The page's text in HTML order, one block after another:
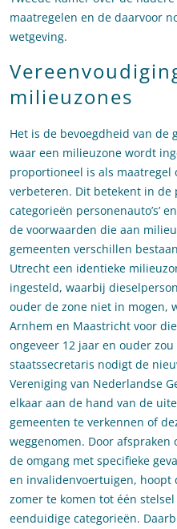
maatregelen en de daarvoor
wetgeving.
milieuzones
Het is de bevoegdheid van de
waar een milieuzone wordt
proportioneel is als
verbeteren. Dit betekent in de
categorieën personenauto’s’
de voorwaarden die aan
gemeenten verschillen
Utrecht een identieke
ingesteld, waarbij
ouder de zone niet in mogen,
Arnhem en Maastricht voor
ongeveer 12 jaar en ouder
staatssecretaris nodigt de
Vereniging van Nederlandse
elkaar aan de hand van de
gemeenten te verkennen of
weggenomen. Door
de omgang met specifieke
en invalidenvoertuigen, hoopt
zomer te komen tot één
eenduidige categorieën.